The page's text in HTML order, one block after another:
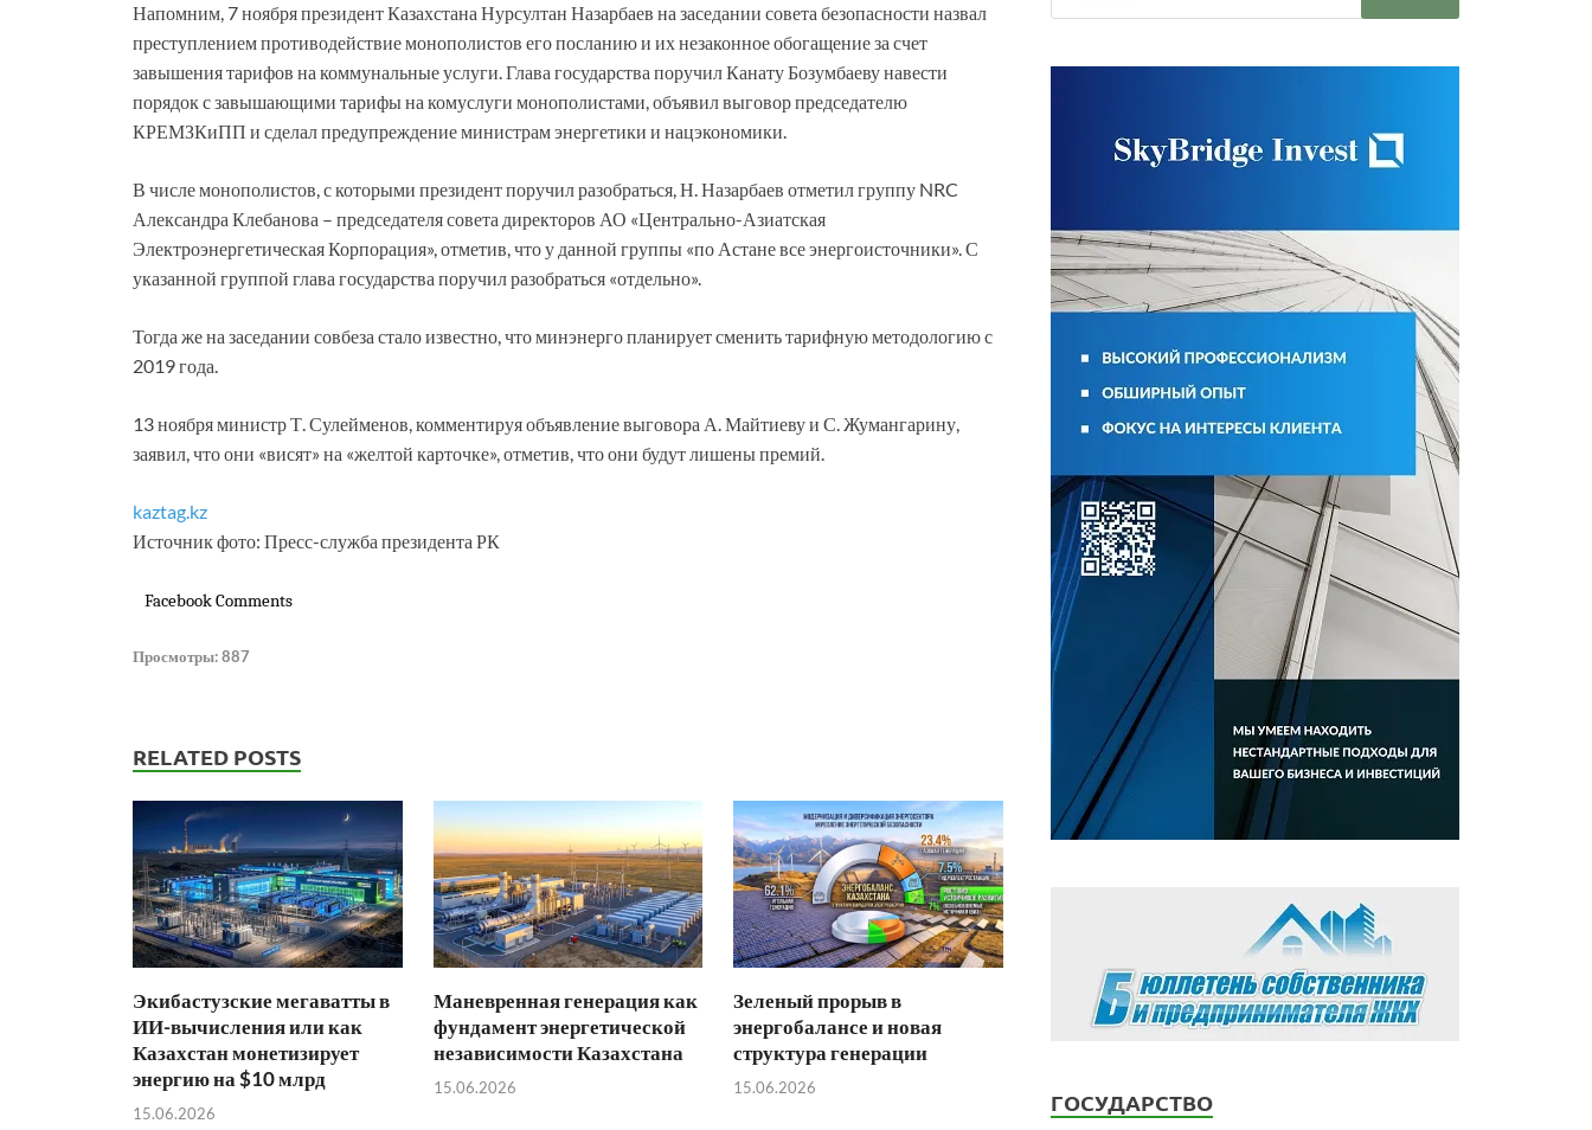
Напомним, 7 ноября президент Казахстана Нурсултан Назарбаев на заседании совета безопасности назвал
преступлением противодействие монополистов его посланию и их незаконное обогащение за счет
завышения тарифов на коммунальные услуги. Глава государства поручил Канату Бозумбаеву навести
порядок с завышающими тарифы на комуслуги монополистами, объявил выговор председателю
КРЕМЗКиПП и сделал предупреждение министрам энергетики и нацэкономики.
В числе монополистов, с которыми президент поручил разобраться, Н. Назарбаев отметил группу NRC
Александра Клебанова – председателя совета директоров АО «Центрально-Азиатская
Электроэнергетическая Корпорация», отметив, что у данной группы «по Астане все энергоисточники». С
указанной группой глава государства поручил разобраться «отдельно».
Тогда же на заседании совбеза стало известно, что минэнерго планирует сменить тарифную методологию с
2019 года.
13 ноября министр Т. Сулейменов, комментируя объявление выговора А. Майтиеву и С. Жумангарину,
заявил, что они «висят» на «желтой карточке», отметив, что они будут лишены премий.
kaztag.kz
Источник фото: Пресс-служба президента РК
Facebook Comments
Просмотры:887
RELATED POSTS
Экибастузские мегаватты в
ИИ-вычисления или как
Казахстан монетизирует
энергию на $10 млрд
15.06.2026
Маневренная генерация как
фундамент энергетической
независимости Казахстана
15.06.2026
Зеленый прорыв в
энергобалансе и новая
структура генерации
15.06.2026
ГОСУДАРСТВО